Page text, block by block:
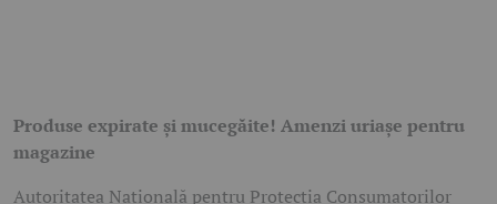
Produse expirate și mucegăite! Amenzi uriașe pentru
magazine
Autoritatea Națională pentru Protecția Consumatorilor